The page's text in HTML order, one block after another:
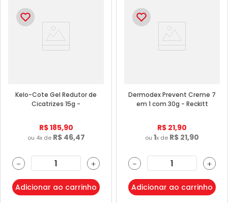
Kelo-Cote Gel Redutor de
Cicatrizes 15g -
R$185,90
ou 4x de R$ 46,47
＋
－
Adicionar ao carrinho
Dermodex Prevent Creme 7
em 1 com 30g - Reckitt
R$ 21,90
ou 1x de R$ 21,90
＋
－
Adicionar ao carrinho